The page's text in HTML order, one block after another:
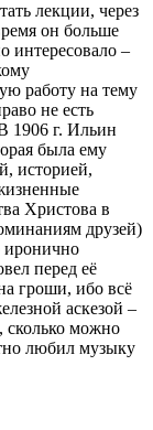
лекции, через
он больше
интересовало –
работу на тему
не есть
1906 г. Ильин
была ему
историей,
Христова в
друзей)
иронично
перед её
гроши, ибо всё
аскезой –
сколько можно
любил музыку